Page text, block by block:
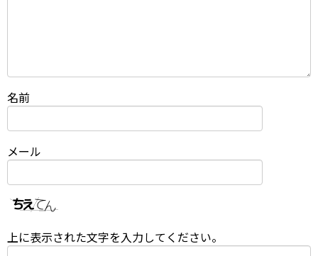
名前
メール
上に表示された文字を入力してください。